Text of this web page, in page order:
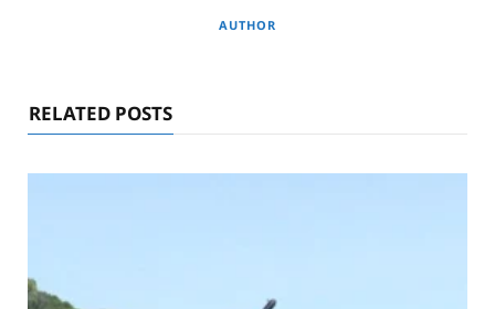
AUTHOR
RELATED POSTS